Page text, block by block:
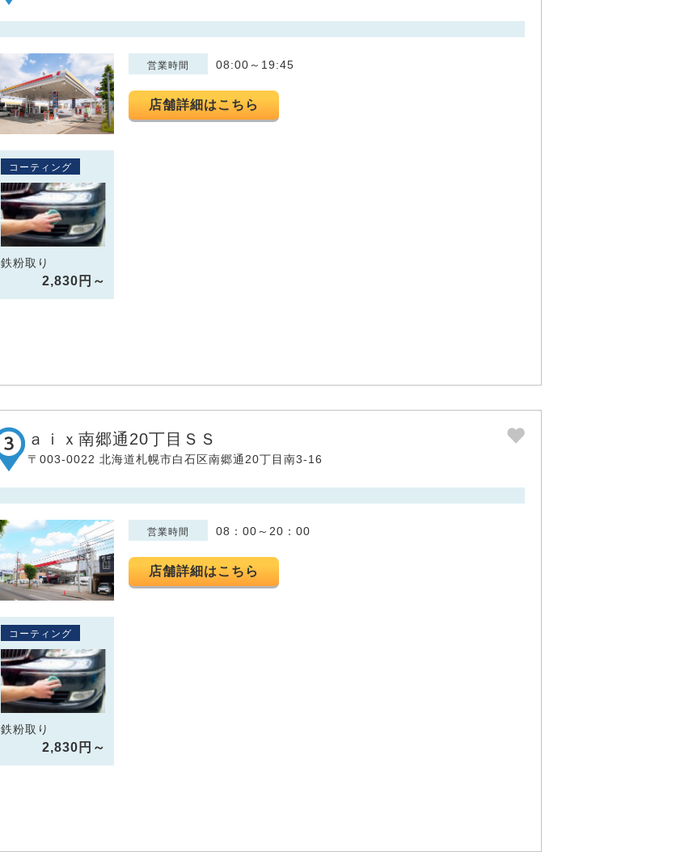
営業時間 08:00～19:45
店舗詳細はこちら
コーティング
鉄粉取り
2,830円～
ａｉｘ南郷通20丁目ＳＳ
〒003-0022 北海道札幌市白石区南郷通20丁目南3-16
営業時間 08：00～20：00
店舗詳細はこちら
コーティング
鉄粉取り
2,830円～